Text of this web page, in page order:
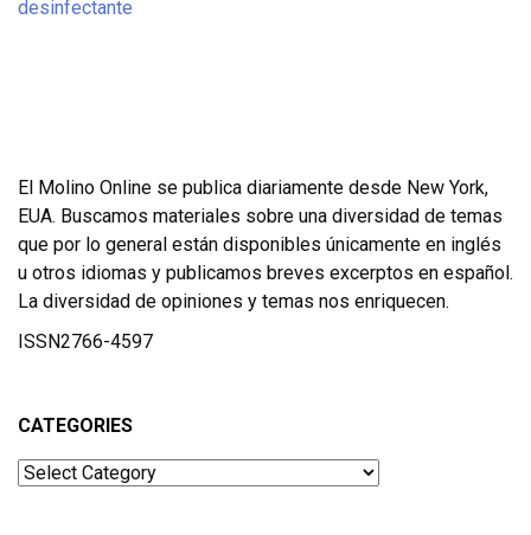
El Molino Online se publica diariamente desde New York,
EUA. Buscamos materiales sobre una diversidad de temas
que por lo general están disponibles únicamente en inglés
u otros idiomas y publicamos breves excerptos en español.
La diversidad de opiniones y temas nos enriquecen.
ISSN2766-4597
CATEGORIES
Categories